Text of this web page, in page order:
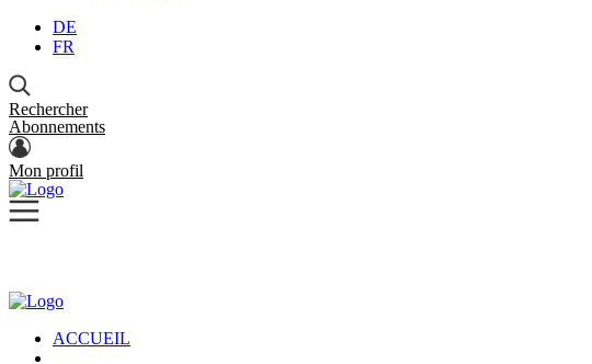
DE
FR
Rechercher
Abonnements
Mon profil
ACCUEIL